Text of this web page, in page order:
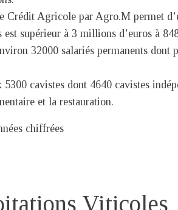
Agricole par Agro.M permet
supérieur à 3 millions d’euros à
32000 salariés permanents dont
cavistes dont 4640 cavistes
et la restauration.
chiffrées
Viticoles